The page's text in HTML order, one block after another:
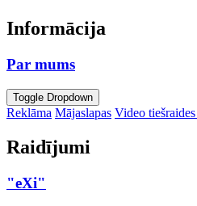
Informācija
Par mums
Toggle Dropdown
Reklāma Mājaslapas Video
Raidījumi
"eXi"